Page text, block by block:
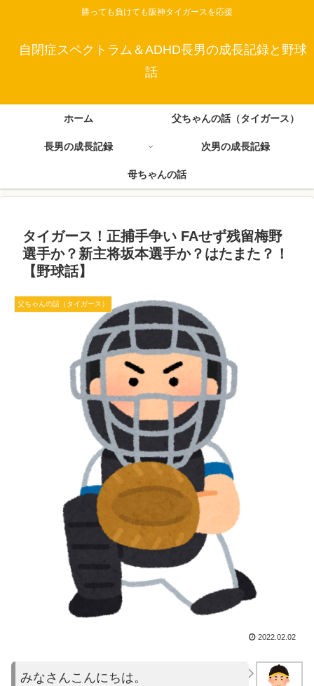
勝っても負けても阪神タイガースを応援
自閉症スペクトラム＆ADHD長男の成長記録と野球
話
ホーム 父ちゃんの話（タイガース）
長男の成長記録 次男の成長記録
母ちゃんの話
タイガース！正捕手争い FAせず残留梅野
選手か？新主将坂本選手か？はたまた？！
【野球話】
父ちゃんの話（タイガース）
2022.02.02
みなさんこんにちは。